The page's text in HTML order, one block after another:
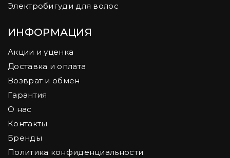
Электробигуди для волос
ИНФОРМАЦИЯ
Акции и уценка
Доставка и оплата
Возврат и обмен
Гарантия
О нас
Контакты
Бренды
Политика конфиденциальности